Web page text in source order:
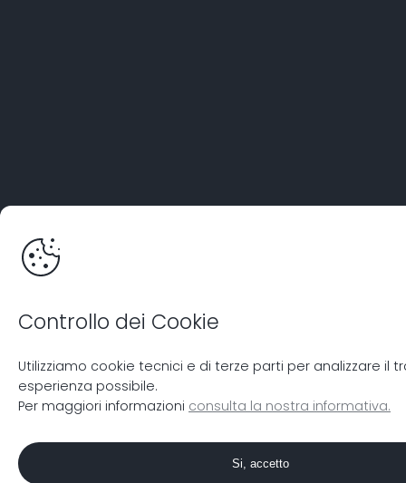
Controllo dei Cookie
Utilizziamo cookie tecnici e di terze parti per analizzare il
esperienza possibile.
Per maggiori informazioni consulta la nostra informativa.
Si, accetto